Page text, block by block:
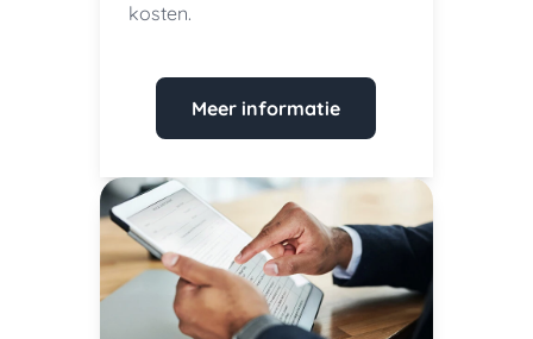
kosten.
Meer informatie